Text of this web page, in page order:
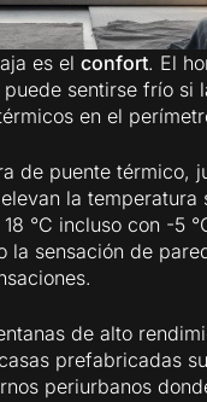
es elconfort. El
sentirse frío si
en el
de puente térmico,
la temperatura
°C incluso con -5
la sensación de
de alto
prefabricadas
periurbanos